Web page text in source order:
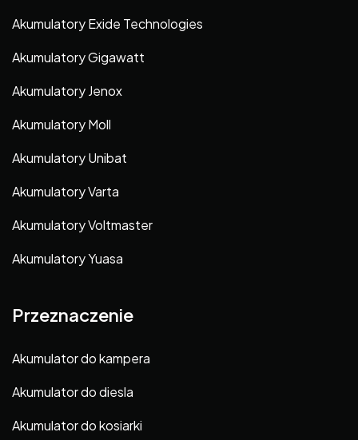
Akumulatory Exide Technologies
Akumulatory Gigawatt
Akumulatory Jenox
Akumulatory Moll
Akumulatory Unibat
Akumulatory Varta
Akumulatory Voltmaster
Akumulatory Yuasa
Przeznaczenie
Akumulator do kampera
Akumulator do diesla
Akumulator do kosiarki